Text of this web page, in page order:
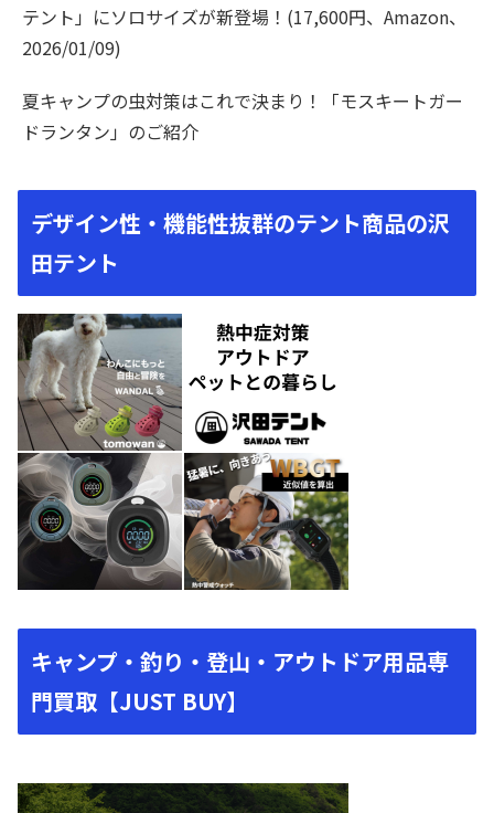
テント」にソロサイズが新登場！(17,600円、Amazon、
2026/01/09)
夏キャンプの虫対策はこれで決まり！「モスキートガー
ドランタン」のご紹介
デザイン性・機能性抜群のテント商品の沢
田テント
キャンプ・釣り・登山・アウトドア用品専
門買取【JUST BUY】